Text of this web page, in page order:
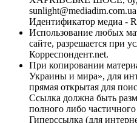
sunlight@mediadim.com.ua
Идентификатор медиа -
Использование любых
сайте, разрешается при
Корреспондент.net.
При копировании
Украины и мира», для
прямая открытая для
Ссылка должна быть
полного либо
Гиперссылка (для